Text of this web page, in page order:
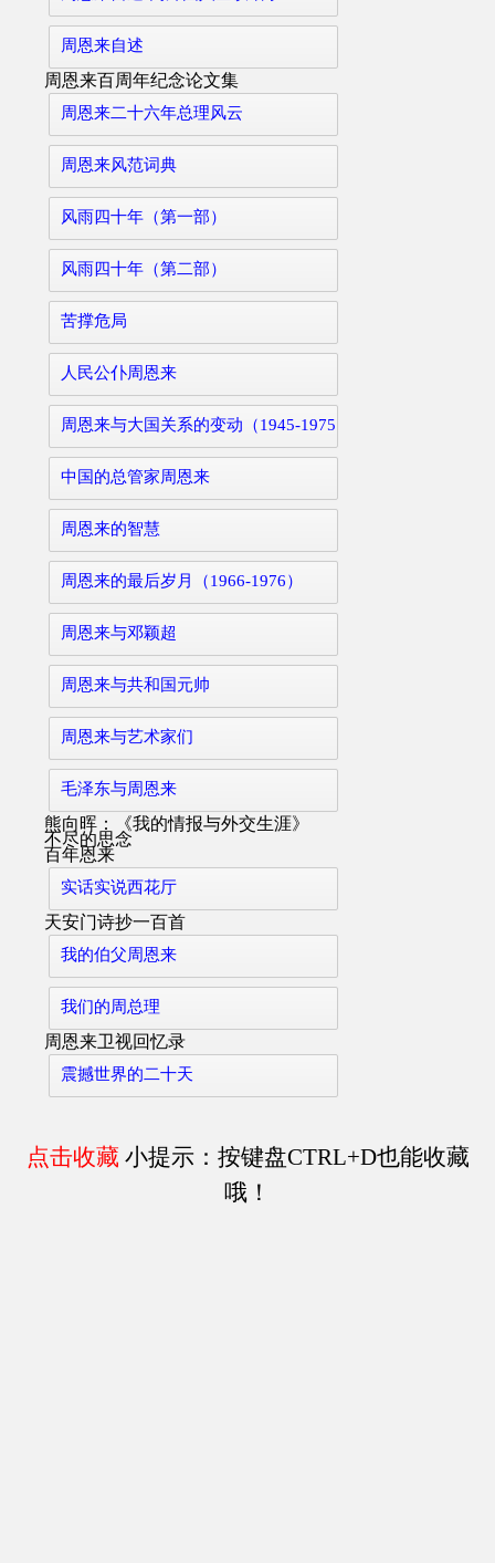
周恩来自述
周恩来百周年纪念论文集
周恩来二十六年总理风云
周恩来风范词典
风雨四十年（第一部）
风雨四十年（第二部）
苦撑危局
人民公仆周恩来
周恩来与大国关系的变动（1945-1975）
中国的总管家周恩来
周恩来的智慧
周恩来的最后岁月（1966-1976）
周恩来与邓颖超
周恩来与共和国元帅
周恩来与艺术家们
毛泽东与周恩来
熊向晖：《我的情报与外交生涯》
不尽的思念
百年恩来
实话实说西花厅
天安门诗抄一百首
我的伯父周恩来
我们的周总理
周恩来卫视回忆录
震撼世界的二十天
点击收藏 小提示：按键盘CTRL+D也能收藏
哦！